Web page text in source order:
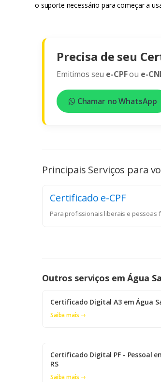
o suporte necessário para começar a
Precisa de seu
Emitimos seu e-CPFou e-
Chamar no WhatsApp
Principais Serviços para
Certificado e-CPF
Para profissionais liberais e pessoas
Outros serviços em Água
Certificado Digital A3 em Água
Saiba mais →
Certificado Digital PF - Pessoal
RS
Saiba mais →